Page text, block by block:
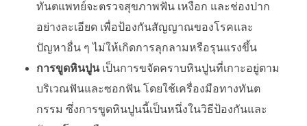
ทันตแพทย์จะตรวจสุขภาพฟัน เหงือก และช่องปาก
อย่างละเอียด เพื่อป้องกันสัญญาณของโรคและ
ปัญหาอื่น ๆ ไม่ให้เกิดการลุกลามหรือรุนแรงขึ้น
การขูดหินปูนเป็นการขจัดคราบหินปูนที่เกาะอยู่ตาม
บริเวณฟันและซอกฟัน โดยใช้เครื่องมือทางทันต
กรรม ซึ่งการขูดหินปูนนี้เป็นหนึ่งในวิธีป้องกันและ